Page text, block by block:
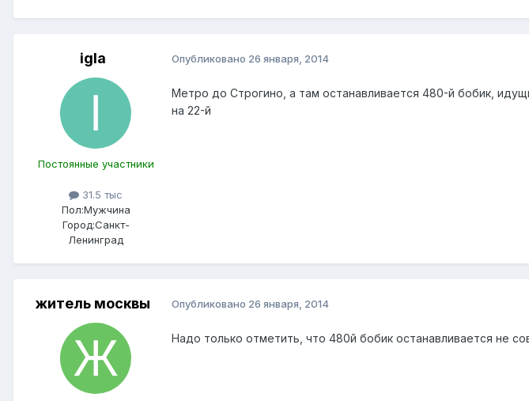
igla
Постоянные участники
31.5 тыс
Пол:Мужчина
Город:Санкт-
Ленинград
Опубликовано 26 января, 2014
Метро до Строгино, а там останавливается 480-й бобик,
на 22-й
житель москвы Опубликовано 26 января, 2014
Надо только отметить, что 480й бобик останавливается не